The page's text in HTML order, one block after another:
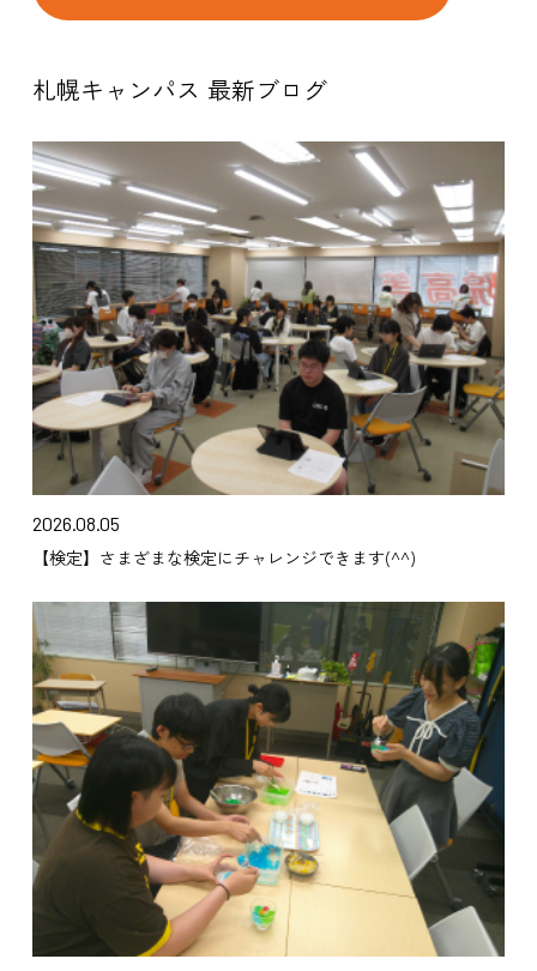
札幌キャンパス 最新ブログ
2026.08.05
【検定】さまざまな検定にチャレンジできます(^^)